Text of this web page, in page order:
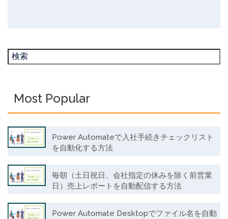
Most Popular
Power Automateで入社手続きチェックリスト
を自動化する方法
毎朝（土日祝日、会社指定の休みを除く前営業
日）売上レポートを自動配信する方法
Power Automate Desktopでファイル名を自動